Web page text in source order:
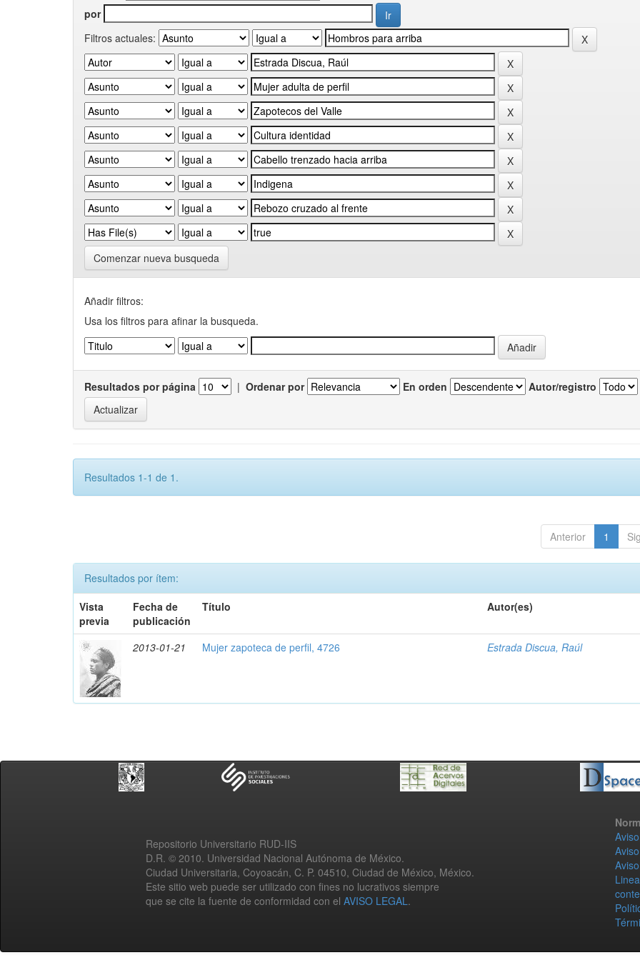
por
Filtros actuales:
Comenzar nueva busqueda
Añadir filtros:
Usa los filtros para afinar la busqueda.
Resultados por página | Ordenar por En orden Autor/registro
Resultados 1-1 de 1.
Anterior 1
Resultados por ítem:
Vista
previa
Fecha de
publicación
Título Autor(es)
2013-01-21 Mujer zapoteca de perfil, 4726 Estrada Discua, Raúl
Repositorio Universitario RUD-IIS
D.R. © 2010. Universidad Nacional Autónoma de México.
Ciudad Universitaria, Coyoacán, C. P. 04510, Ciudad de México, México.
Este sitio web puede ser utilizado con fines no lucrativos siempre
que se cite la fuente de conformidad con el AVISO LEGAL.